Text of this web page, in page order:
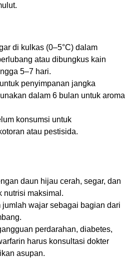
di kulkas (0–5°C) dalam
atau dibungkus kain
5–7 hari.
penyimpanan jangka
dalam 6 bulan untuk aroma
konsumsi untuk
atau pestisida.
daun hijau cerah, segar, dan
nutrisi maksimal.
jumlah wajar sebagai bagian dari
perdarahan, diabetes,
harus konsultasi dokter
asupan.